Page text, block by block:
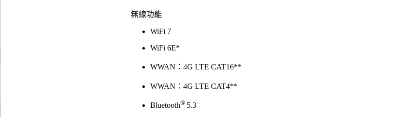
無線功能
WiFi 7
WiFi 6E*
WWAN：4G LTE CAT16**
WWAN：4G LTE CAT4**
Bluetooth® 5.3